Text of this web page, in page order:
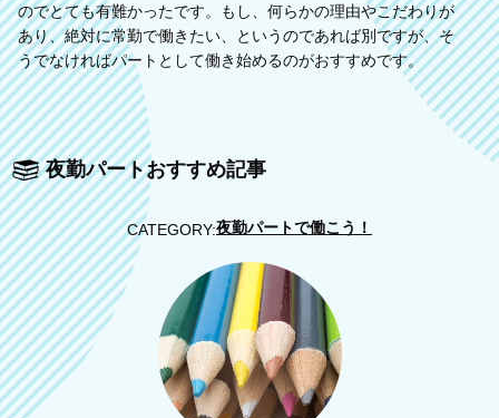
のでとても有難かったです。もし、何らかの理由やこだわりが
あり、絶対に常勤で働きたい、というのであれば別ですが、そ
うでなければパートとして働き始めるのがおすすめです。
夜勤パートおすすめ記事
CATEGORY:夜勤パートで働こう！